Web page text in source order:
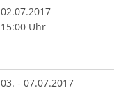
02.07.2017
15:00 Uhr
03. - 07.07.2017